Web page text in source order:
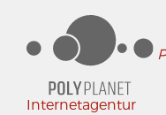
Internetagentur